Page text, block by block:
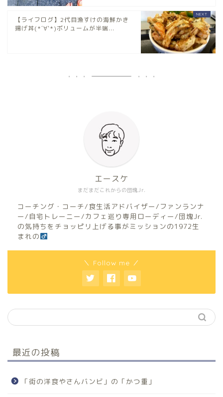
【ライフログ】2代目漁すけの海鮮かき
揚げ丼(*´∀`*)ボリュームが半端...
まだまだこれからの団塊Jr.
エースケ
コーチング・コーチ/食生活アドバイザー/ファンランナ
ー/自宅トレーニー/カフェ巡り専用ローディー/団塊Jr.
の気持ちをチョッピリ上げる事がミッションの1972生
まれの
＼ Follow me ／
最近の投稿
「街の洋食やさんバンビ」の「かつ重」